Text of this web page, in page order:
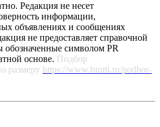
Редакция не несет
информации,
объявлениях и сообщениях
не предоставляет справочной
символом PR
основе. Подбор
размеру https://www.binrti.ru/podbor-